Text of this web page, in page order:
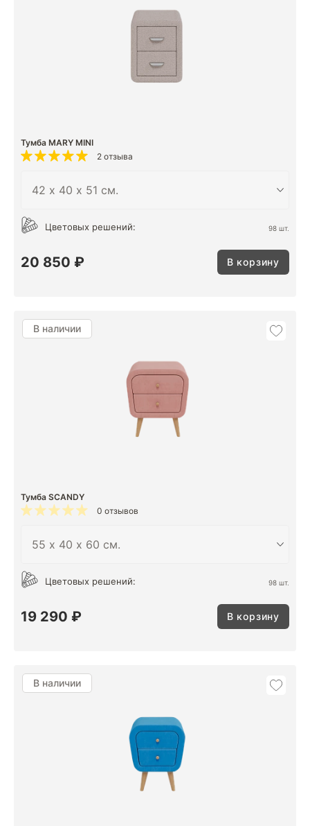
Тумба MARY MINI
2 отзыва
Цветовых решений: 98 шт.
20 850 ₽ В корзину
В наличии
Тумба SCANDY
0 отзывов
Цветовых решений: 98 шт.
19 290 ₽ В корзину
В наличии